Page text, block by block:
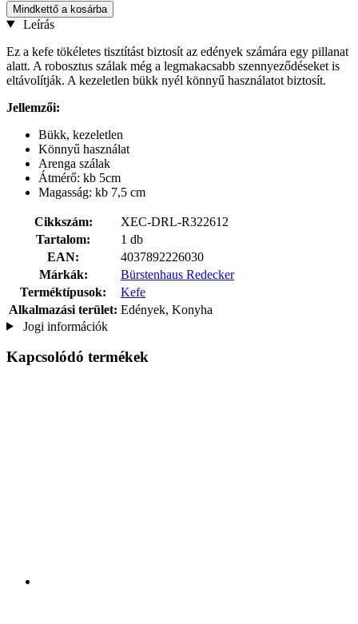
Mindkettő a kosárba
Leírás
Ez a kefe tökéletes tisztítást biztosít az edények számára egy pillanat
alatt. A robosztus szálak még a legmakacsabb szennyeződéseket is
eltávolítják. A kezeletlen bükk nyél könnyű használatot biztosít.
Jellemzői:
Bükk, kezeletlen
Könnyű használat
Arenga szálak
Átmérő: kb 5cm
Magasság: kb 7,5 cm
Cikkszám:
XEC-DRL-R322612
Tartalom:
1 db
EAN:
4037892226030
Márkák:
Bürstenhaus Redecker
Terméktípusok:
Kefe
Alkalmazási terület: Edények, Konyha
Jogi információk
Kapcsolódó termékek